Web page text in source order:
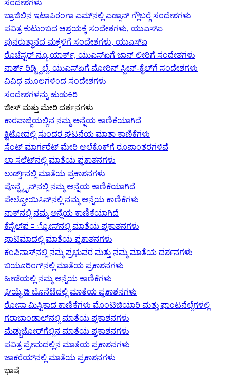
ಸಂದೇಶಗಳು
ಬ್ರಾಜಿಲಿನ ಇಟಾಪಿರಂಗಾ ಎಮ್‌ನಲ್ಲಿ ಎಡ್ಸಾನ್ ಗ್ಲೌಬರ್‍ಗೆ ಸಂದೇಶಗಳು
ಪವಿತ್ರ ಕುಟುಂಬದ ಆಶ್ರಯಕ್ಕೆ ಸಂದೇಶಗಳು, ಯುಎಸ್‌ಏ
ಪುನರುತ್ಥಾನದ ಮಕ್ಕಳಿಗೆ ಸಂದೇಶಗಳು, ಯುಎಸ್‌ಏ
ರೊಚೆಸ್ಟರ್ ನ್ಯೂ ಯಾರ್ಕ್, ಯುಎಸ್‌ಏ‍ಗೆ ಜಾನ್ ಲೀರಿ‍ಗೆ ಸಂದೇಶಗಳು
ನಾರ್ತ್ ರಿಡ್ಜ್ವಿಲ್ಲೆ, ಯುಎಸ್‌ಏ‍ಗೆ ಮೋರಿನ್ ಸ್ವೀನ್-ಕೈಲ್‍ಗೆ ಸಂದೇಶಗಳು
ವಿವಿಧ ಮೂಲಗಳಿಂದ ಸಂದೇಶಗಳು
ಸಂದೇಶಗಳನ್ನು ಹುಡುಕಿರಿ
ಜೀಸ್‌ ಮತ್ತು ಮೇರಿ ದರ್ಶನಗಳು
ಕಾರವಾಜ್ಜಿಯಲ್ಲಿನ ನಮ್ಮ ಅನ್ನೆಯ ಕಾಣಿಕೆಯಾಗಿದೆ
ಕ್ವಿಟೋದಲ್ಲಿ ಸುಂದರ ಘಟನೆಯ ಮಾತಾ ಕಾಣಿಕೆಗಳು
ಸೆಂಟ್ ಮಾರ್ಗರೆಟ್ ಮೇರಿ ಆಲೆಕೊಕ್‌ಗೆ ರೂಪಾಂತರಗಳಿವೆ
ಲಾ ಸಲೆಟ್‌ನಲ್ಲಿ ಮಾತೆಯ ಪ್ರಕಾಶನಗಳು
ಲುರ್ಡ್ಸ್‌ನಲ್ಲಿ ಮಾತೆಯ ಪ್ರಕಾಶನಗಳು
ಪೊನ್ಟ್ಮೈನ್‌ನಲ್ಲಿ ನಮ್ಮ ಅನ್ನೆಯ ಕಾಣಿಕೆಯಾಗಿದೆ
ಪೇಲ್ವೋಯಿಸಿನ್‌ನಲ್ಲಿ ನಮ್ಮ ಅನ್ನೆಯ ಕಾಣಿಕೆಗಳು
ನಾಕ್‌ನಲ್ಲಿ ನಮ್ಮ ಅನ್ನೆಯ ಕಾಣಿಕೆಯಾಗಿದೆ
ಕೆಸ್ಟೆಲ್‌ಪെട್ರೋಸ್‌ನಲ್ಲಿ ಮಾತೆಯ ಪ್ರಕಾಶನಗಳು
ಫಾಟಿಮಾದಲ್ಲಿ ಮಾತೆಯ ಪ್ರಕಾಶನಗಳು
ಕಂಪಿನಾಸ್‌ನಲ್ಲಿ ನಮ್ಮ ಪ್ರಭುವರ ಮತ್ತು ನಮ್ಮ ಮಾತೆಯ ದರ್ಶನಗಳು
ಬಿಯೂರಿಂಗ್‌ನಲ್ಲಿ ಮಾತೆಯ ಪ್ರಕಾಶನಗಳು
ಹೀಡೆಯಲ್ಲಿ ನಮ್ಮ ಅನ್ನೆಯ ಕಾಣಿಕೆಗಳು
ಘಿಯೈ ಡಿ ಬೊನೆಟೆದಲ್ಲಿ ಮಾತೆಯ ಪ್ರಕಾಶನಗಳು
ರೋಸಾ ಮಿಸ್ಟಿಕಾದ ಕಾಣಿಕೆಗಳು ಮೊಂಟಿಚಿಯಾರಿ ಮತ್ತು ಫಾಂಟನೆಲ್ಲೆಗಳಲ್ಲಿ
ಗರಾಬಾಂಡಾಲ್‌ನಲ್ಲಿ ಮಾತೆಯ ಪ್ರಕಾಶನಗಳು
ಮೆಡ್ಜುಜೋರ್‌ಗೆಲ್ಲಿನ ಮಾತೆಯ ಪ್ರಕಾಶನಗಳು
ಪವಿತ್ರ ಪ್ರೇಮದಲ್ಲಿನ ಮಾತೆಯ ಪ್ರಕಾಶನಗಳು
ಜಾಕರೆಯ್‌ನಲ್ಲಿ ಮಾತೆಯ ಪ್ರಕಾಶನಗಳು
ಭಾಷೆ